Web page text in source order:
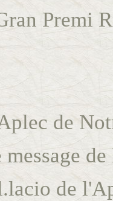
Premi
de
de